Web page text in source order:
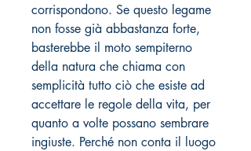
corrispondono. Se questo legame
non fosse già abbastanza forte,
basterebbe il moto sempiterno
della natura che chiama con
semplicità tutto ciò che esiste ad
accettare le regole della vita, per
quanto a volte possano sembrare
ingiuste. Perché non conta il luogo